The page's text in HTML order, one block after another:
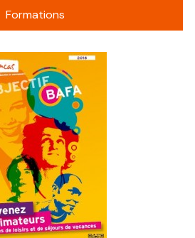
Formations